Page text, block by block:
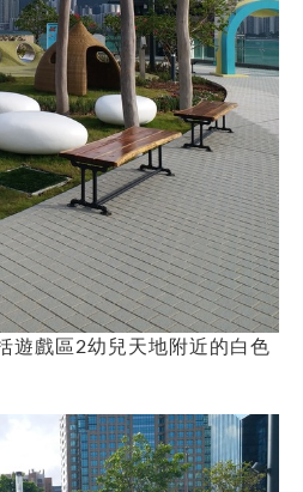
遊戲區2幼兒天地附近的白色